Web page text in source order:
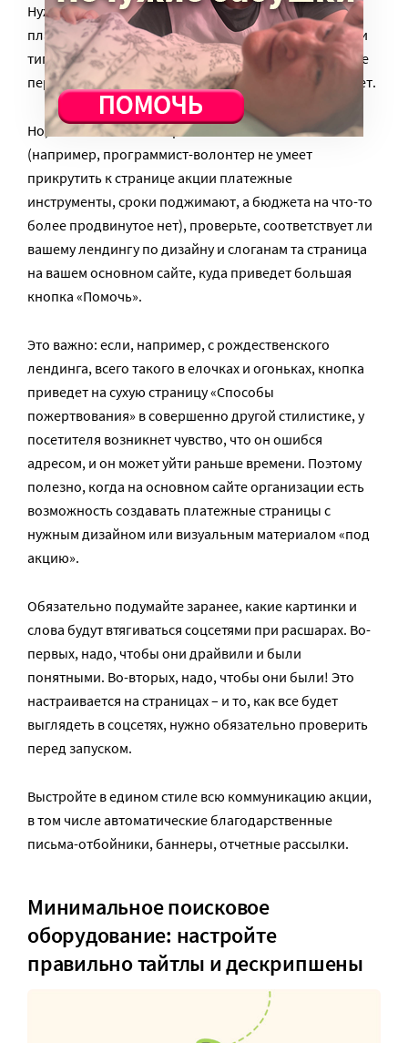
Нужно, чтобы прямо на вашем лендинге были
платежные инструменты (виджет с выбором суммы и
типа пожертвования и сбором адресов). Чем меньше
переходов, тем меньше риск, что жертвователь уйдет.
Но, если по каким-то причинам это невозможно
(например, программист-волонтер не умеет
прикрутить к странице акции платежные
инструменты, сроки поджимают, а бюджета на что-то
более продвинутое нет), проверьте, соответствует ли
вашему лендингу по дизайну и слоганам та страница
на вашем основном сайте, куда приведет большая
кнопка «Помочь».
Это важно: если, например, с рождественского
лендинга, всего такого в елочках и огоньках, кнопка
приведет на сухую страницу «Способы
пожертвования» в совершенно другой стилистике, у
посетителя возникнет чувство, что он ошибся
адресом, и он может уйти раньше времени. Поэтому
полезно, когда на основном сайте организации есть
возможность создавать платежные страницы с
нужным дизайном или визуальным материалом «под
акцию».
Обязательно подумайте заранее, какие картинки и
слова будут втягиваться соцсетями при расшарах. Во-
первых, надо, чтобы они драйвили и были
понятными. Во-вторых, надо, чтобы они были! Это
настраивается на страницах – и то, как все будет
выглядеть в соцсетях, нужно обязательно проверить
перед запуском.
Выстройте в едином стиле всю коммуникацию акции,
в том числе автоматические благодарственные
письма-отбойники, баннеры, отчетные рассылки.
Минимальное поисковое
оборудование: настройте
правильно тайтлы и дескрипшены